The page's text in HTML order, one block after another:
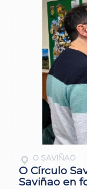
O SAVIÑAO
O Círculo
Saviñao en